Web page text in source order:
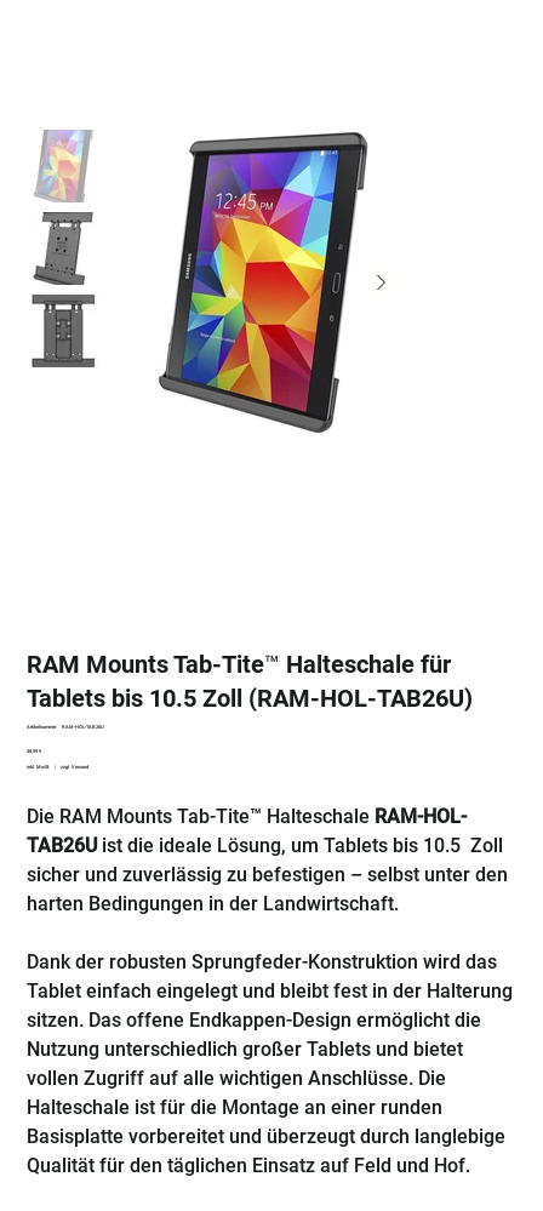
RAM Mounts Tab-Tite™ Halteschale für
Tablets bis 10.5 Zoll (RAM-HOL-TAB26U)
Artikelnummer:
Artikelnummer:
TAB26U
RAM-HOL-TAB26U
Preis
48,99 €
inkl. MwSt. zzgl. Versand
Die RAM Mounts Tab-Tite™ Halteschale RAM-HOL-
TAB26Uist die ideale Lösung, um Tablets bis 10.5 Zoll
sicher und zuverlässig zu befestigen – selbst unter den
harten Bedingungen in der Landwirtschaft.
Dank der robusten Sprungfeder-Konstruktion wird das
Tablet einfach eingelegt und bleibt fest in der Halterung
sitzen. Das offene Endkappen-Design ermöglicht die
Nutzung unterschiedlich großer Tablets und bietet
vollen Zugriff auf alle wichtigen Anschlüsse. Die
Halteschale ist für die Montage an einer runden
Basisplatte vorbereitet und überzeugt durch langlebige
Qualität für den täglichen Einsatz auf Feld und Hof.